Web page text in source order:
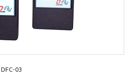
DFC-03